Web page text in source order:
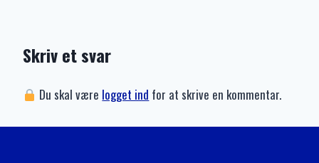
Skriv et svar
Du skal være logget ind for at skrive en kommentar.